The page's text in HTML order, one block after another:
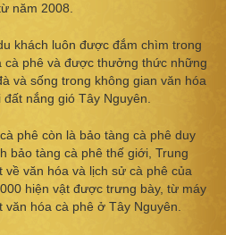
năm 2008.
khách luôn được đắm chìm trong
cà phê và được thưởng thức những
và sống trong không gian văn hóa
nắng gió Tây Nguyên.
phê còn là bảo tàng cà phê duy
bảo tàng cà phê thế giới, Trung
về văn hóa và lịch sử cà phê của
hiện vật được trưng bày, từ máy
văn hóa cà phê ở Tây Nguyên.